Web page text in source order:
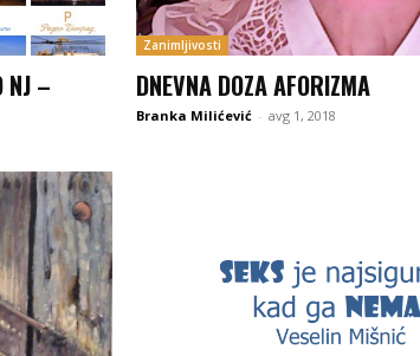
NJ –
Zanimljivosti
DNEVNA DOZA AFORIZMA
Branka Milićević - avg 1, 2018